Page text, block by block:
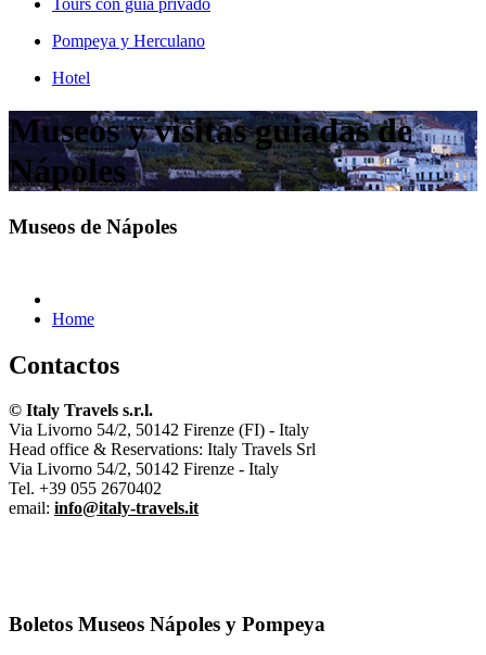
Tours con guía privado
Pompeya y Herculano
Hotel
Museos y visitas guiadas de
Nápoles
Museos de Nápoles
Home
Contactos
© Italy Travels s.r.l.
Via Livorno 54/2, 50142 Firenze (FI) - Italy
Head office & Reservations: Italy Travels Srl
Via Livorno 54/2, 50142 Firenze - Italy
Tel. +39 055 2670402
email: info@italy-travels.it
Boletos Museos Nápoles y Pompeya